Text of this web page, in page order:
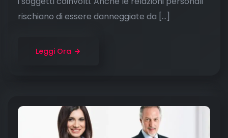
rischiano di essere danneggiate da […]
Leggi Ora